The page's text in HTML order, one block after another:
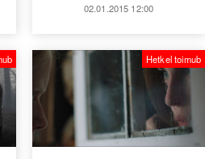
02.01.2015 12:00
Hetkel toimub